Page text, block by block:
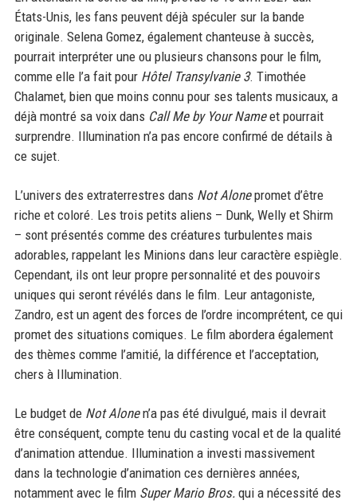
États-Unis, les fans peuvent déjà spéculer sur la bande
originale. Selena Gomez, également chanteuse à succès,
pourrait interpréter une ou plusieurs chansons pour le film,
comme elle l’a fait pour Hôtel Transylvanie 3. Timothée
Chalamet, bien que moins connu pour ses talents musicaux, a
déjà montré sa voix dans Call Me by Your Nameet pourrait
surprendre. Illumination n’a pas encore confirmé de détails à
ce sujet.
L’univers des extraterrestres dans Not Alonepromet d’être
riche et coloré. Les trois petits aliens – Dunk, Welly et Shirm
– sont présentés comme des créatures turbulentes mais
adorables, rappelant les Minions dans leur caractère espiègle.
Cependant, ils ont leur propre personnalité et des pouvoirs
uniques qui seront révélés dans le film. Leur antagoniste,
Zandro, est un agent des forces de l’ordre incomprétent, ce qui
promet des situations comiques. Le film abordera également
des thèmes comme l’amitié, la différence et l’acceptation,
chers à Illumination.
Le budget de Not Alonen’a pas été divulgué, mais il devrait
être conséquent, compte tenu du casting vocal et de la qualité
d’animation attendue. Illumination a investi massivement
dans la technologie d’animation ces dernières années,
notamment avec le film Super Mario Bros.qui a nécessité des